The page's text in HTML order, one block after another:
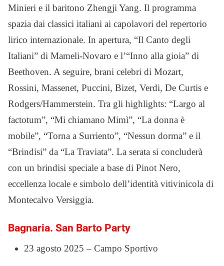
Minieri e il baritono Zhengji Yang. Il programma
spazia dai classici italiani ai capolavori del repertorio
lirico internazionale. In apertura, “Il Canto degli
Italiani” di Mameli-Novaro e l’“Inno alla gioia” di
Beethoven. A seguire, brani celebri di Mozart,
Rossini, Massenet, Puccini, Bizet, Verdi, De Curtis e
Rodgers/Hammerstein. Tra gli highlights: “Largo al
factotum”, “Mi chiamano Mimì”, “La donna è
mobile”, “Torna a Surriento”, “Nessun dorma” e il
“Brindisi” da “La Traviata”. La serata si concluderà
con un brindisi speciale a base di Pinot Nero,
eccellenza locale e simbolo dell’identità vitivinicola di
Montecalvo Versiggia.
Bagnaria. San Barto Party
23 agosto 2025 – Campo Sportivo